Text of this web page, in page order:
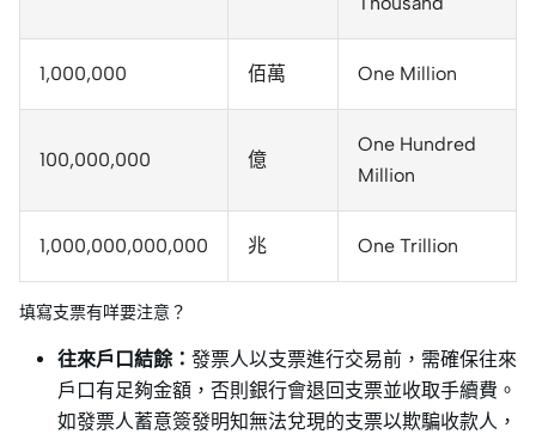
1,000,000 佰萬 One Million
100,000,000 億
One Hundred
Million
1,000,000,000,000 兆 One Trillion
填寫支票有咩要注意？
往來戶口結餘： 發票人以支票進行交易前，需確保往來
戶口有足夠金額，否則銀行會退回支票並收取手續費。
如發票人蓄意簽發明知無法兌現的支票以欺騙收款人，